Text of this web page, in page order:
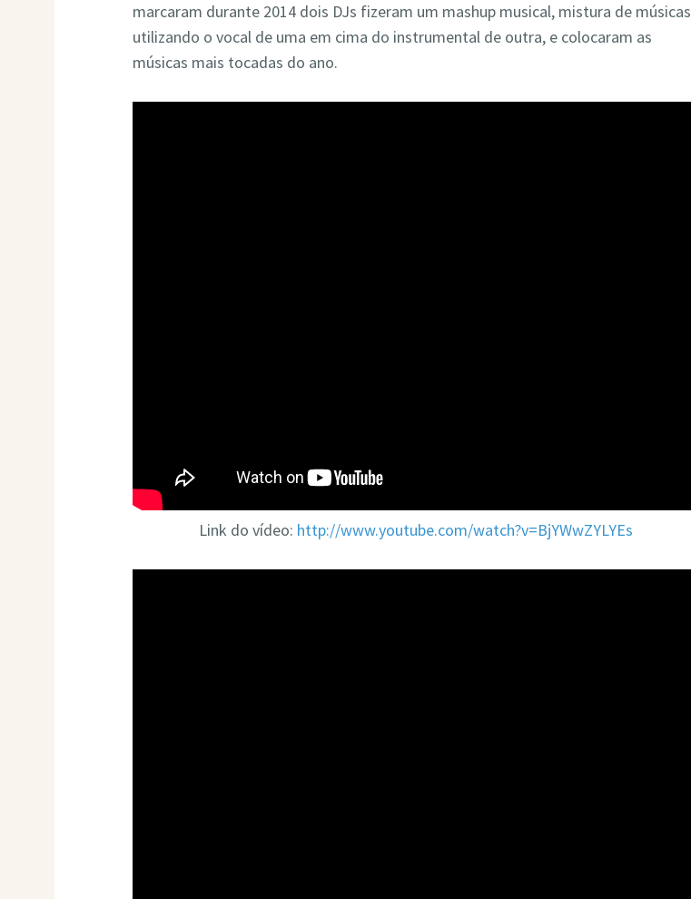
marcaram durante 2014 dois DJs fizeram um mashup musical, mistura de músicas
utilizando o vocal de uma em cima do instrumental de outra, e colocaram as
músicas mais tocadas do ano.
Link do vídeo: http://www.youtube.com/watch?v=BjYWwZYLYEs